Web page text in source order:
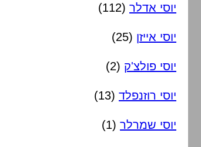
יוסי אדלר (112)
יוסי אייזן (25)
יוסי פולצ'ק (2)
יוסי רוזנפלד (13)
יוסי שמרלר (1)